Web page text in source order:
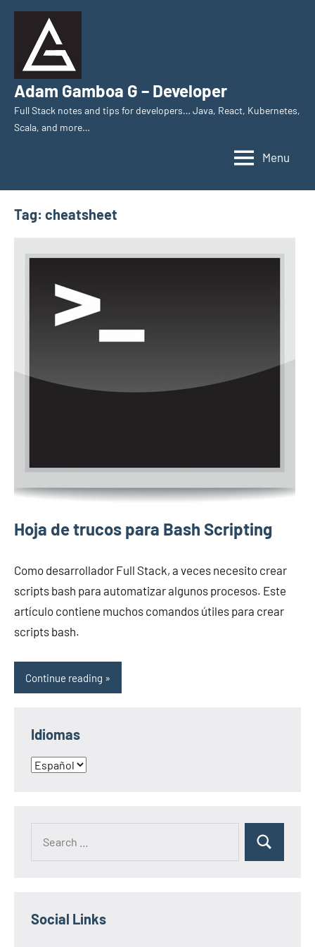
Skip
content
Adam Gamboa G – Developer
Full Stack notes and tips for developers… Java, React, Kubernetes,
Scala, and more…
Menu
Tag: cheatsheet
Hoja de trucos para Bash Scripting
Como desarrollador Full Stack, a veces necesito crear
scripts bash para automatizar algunos procesos. Este
artículo contiene muchos comandos útiles para crear
scripts bash.
Continue reading
Idiomas
Idiomas
Search
Social Links